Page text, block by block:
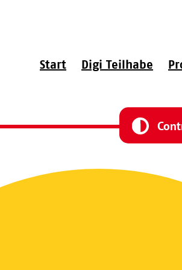
Start Digi Teilhabe